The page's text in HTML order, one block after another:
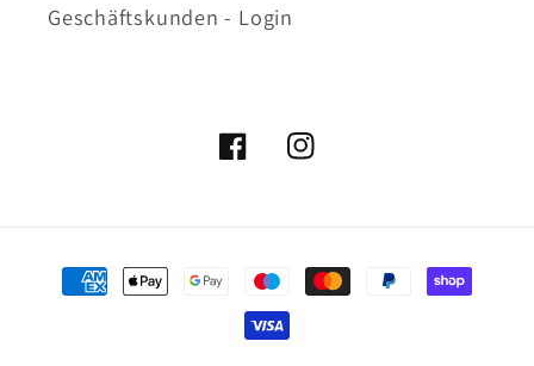
Geschäftskunden - Login
FacebookInstagram
Zahlungsmethoden